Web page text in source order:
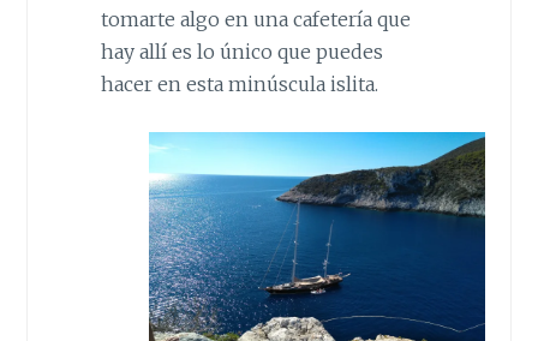
tomarte algo en una cafetería que
hay allí es lo único que puedes
hacer en esta minúscula islita.